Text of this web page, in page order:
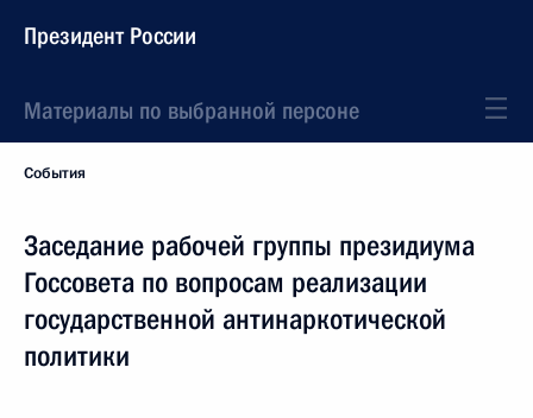
Президент России
Материалы по выбранной персоне
События
Заседание рабочей группы президиума
Госсовета по вопросам реализации
государственной антинаркотической
политики